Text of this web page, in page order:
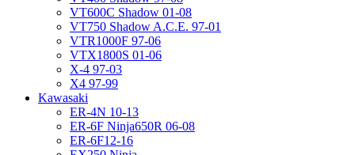
VT600C Shadow 01-08
VT750 Shadow A.C.E. 97-01
VTR1000F 97-06
VTX1800S 01-06
X-4 97-03
X4 97-99
Kawasaki
ER-4N 10-13
ER-6F Ninja650R 06-08
ER-6F12-16